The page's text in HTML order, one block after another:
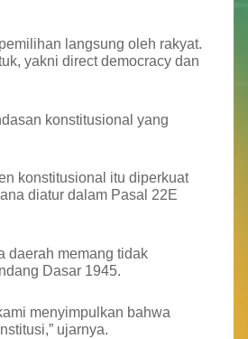
langsung oleh rakyat.
yakni direct democracy dan
konstitusional yang
konstitusional itu diperkuat
diatur dalam Pasal 22E
daerah memang tidak
Dasar 1945.
menyimpulkan bahwa
ujarnya.